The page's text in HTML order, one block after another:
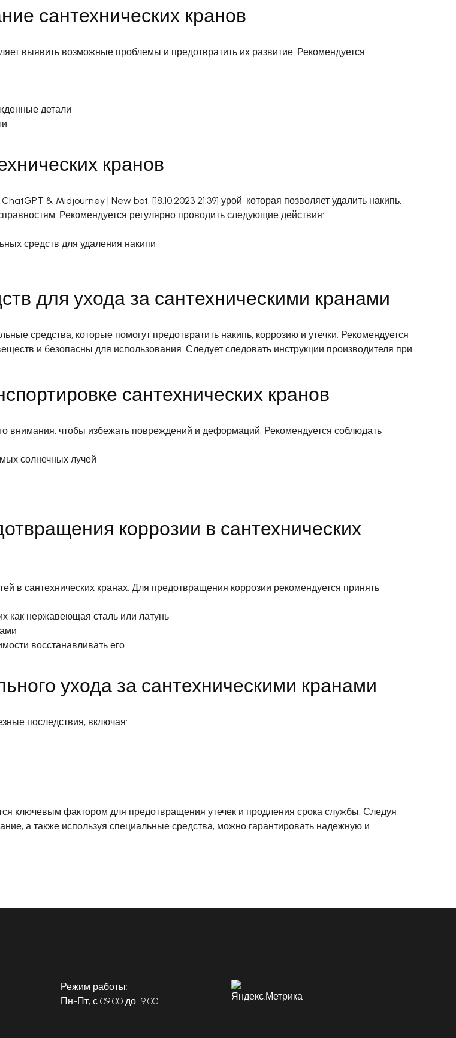
сантехнических кранов
выявить возможные проблемы и предотвратить их развитие. Рекомендуется
детали
кранов
& Midjourney | New bot, [18.10.2023 21:39] урой, которая позволяет удалить накипь,
Рекомендуется регулярно проводить следующие действия:
средств для удаления накипи
для ухода за сантехническими кранами
средства, которые помогут предотвратить накипь, коррозию и утечки. Рекомендуется
и безопасны для использования. Следует следовать инструкции производителя при
сантехнических кранов
внимания, чтобы избежать повреждений и деформаций. Рекомендуется соблюдать
солнечных лучей
коррозии в сантехнических
в сантехнических кранах. Для предотвращения коррозии рекомендуется принять
как нержавеющая сталь или латунь
восстанавливать его
ухода за сантехническими кранами
последствия, включая:
ключевым фактором для предотвращения утечек и продления срока службы. Следуя
а также используя специальные средства, можно гарантировать надежную и
Режим работы:
Пн-Пт, с 09:00 до 19:00